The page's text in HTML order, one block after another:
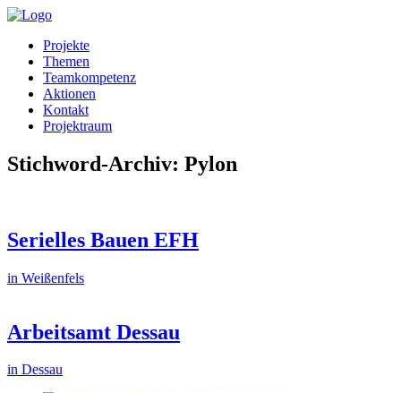
Projekte
Themen
Teamkompetenz
Aktionen
Kontakt
Projektraum
Stichword-Archiv: Pylon
Serielles Bauen EFH
in Weißenfels
Arbeitsamt Dessau
in Dessau